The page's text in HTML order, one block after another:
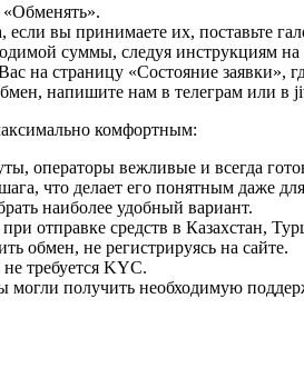
если вы принимаете их, поставьте
суммы, следуя инструкциям
на страницу «Состояние заявки»,
напишите нам в телеграм или
комфортным:
операторы вежливые и всегда
что делает его понятным даже
наиболее удобный вариант.
отправке средств в Казахстан,
обмен, не регистрируясь на сайте.
требуется KYC.
могли получить необходимую